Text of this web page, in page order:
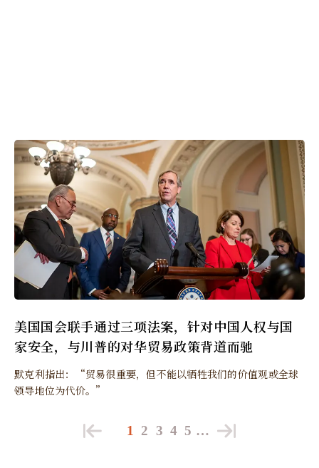
美国国会联手通过三项法案，针对中国人权与国
家安全，与川普的对华贸易政策背道而驰
默克利指出：“贸易很重要，但不能以牺牲我们的价值观或全球
领导地位为代价。”
1 2 3 4 5 …